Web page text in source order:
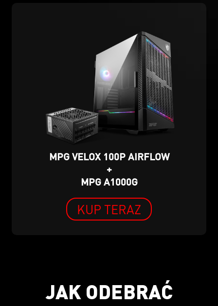
MPG VELOX 100P AIRFLOW
+
MPG A1000G
KUP TERAZ
JAK ODEBRAĆ